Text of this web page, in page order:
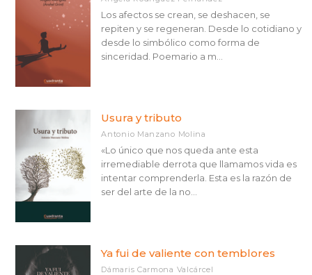
Los afectos se crean, se deshacen, se
repiten y se regeneran. Desde lo cotidiano y
desde lo simbólico como forma de
sinceridad. Poemario a m...
Usura y tributo
Antonio Manzano Molina
«Lo único que nos queda ante esta
irremediable derrota que llamamos vida es
intentar comprenderla. Esta es la razón de
ser del arte de la no...
Ya fui de valiente con temblores
Dámaris Carmona Valcárcel